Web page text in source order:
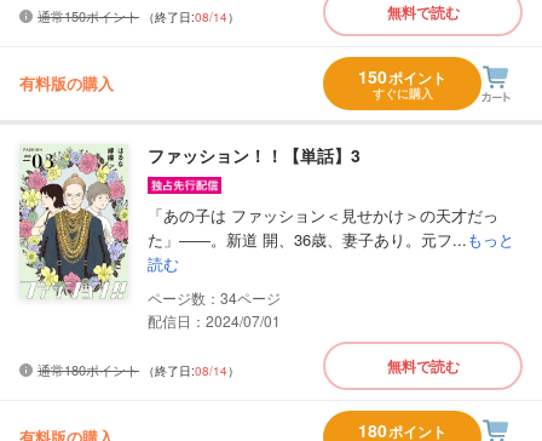
通常150ポイント （終了日:08/14） 無料で読む
有料版の購入 150ポイント
すぐに購入
ファッション！！【単話】3
「あの子は ファッション＜見せかけ＞の天才だっ
た」――。新道 開、36歳、妻子あり。元フ...もっと
読む
34
配信日：2024/07/01
通常180ポイント （終了日:08/14） 無料で読む
180ポイント